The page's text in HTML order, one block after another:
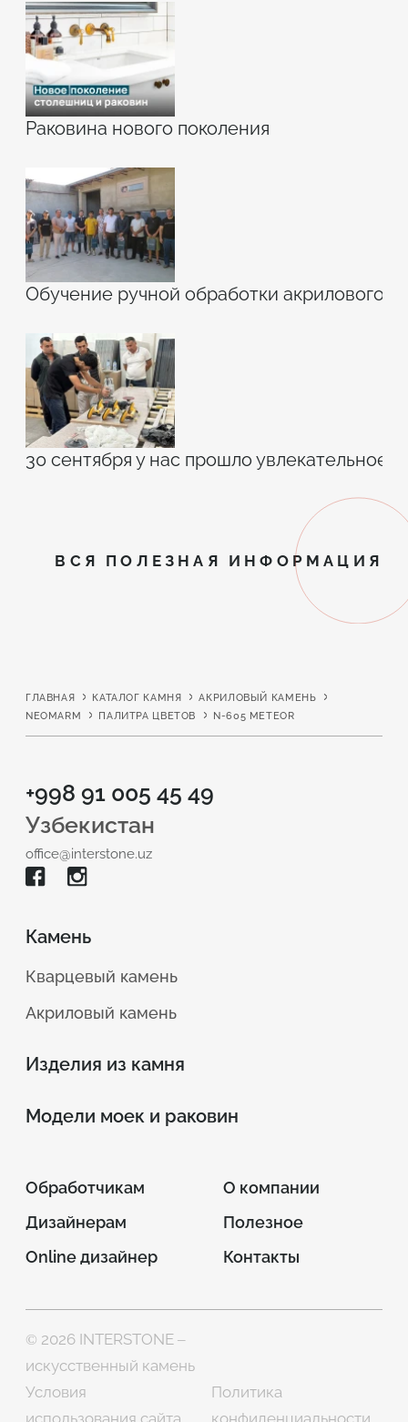
Раковина нового поколения
Обучение ручной обработки акрилового
30 сентября у нас прошло увлекательное
ВСЯ ПОЛЕЗНАЯ ИНФОРМАЦИЯ
ГЛАВНАЯ КАТАЛОГ КАМНЯ
АКРИЛОВЫЙ КАМЕНЬ
NEOMARM
ПАЛИТРА ЦВЕТОВ N-605 METEOR
+998 91 005 45 49
Узбекистан
office@interstone.uz
Камень
Кварцевый камень
Акриловый камень
Изделия из камня
Модели моек и раковин
Обработчикам
Дизайнерам
Online дизайнер
О компании
Полезное
Контакты
© 2026 INTERSTONE –
искусственный камень
Условия
Политика